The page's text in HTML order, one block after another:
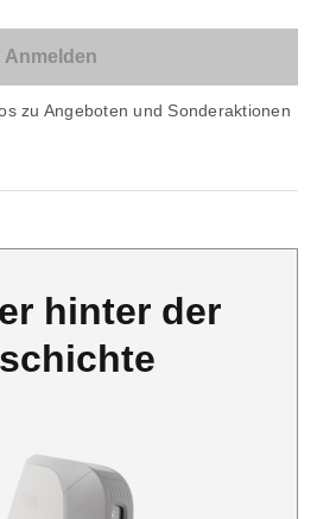
zu Angeboten und Sonderaktionen
hinter der